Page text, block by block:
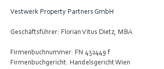
Vestwerk Property Partners GmbH
Geschäftsführer: Florian Vitus Dietz, MBA
Firmenbuchnummer: FN 432449 f
Firmenbuchgericht: Handelsgericht Wien